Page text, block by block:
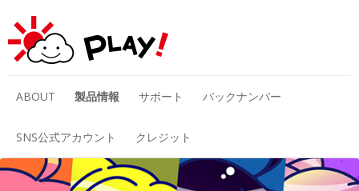
テ
へ
ス
キ
ッ
ABOUT 製品情報
チコちゃんの脳活研究所
おしゃべり！パズル チガタン～み
んなで間違い探し～
サポート バックナンバー
リリース
SNS公式アカウント クレジット